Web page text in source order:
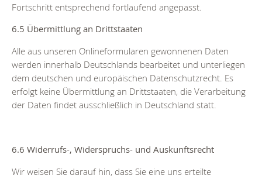
Fortschritt entsprechend fortlaufend angepasst.
6.5 Übermittlung an Drittstaaten
Alle aus unseren Onlineformularen gewonnenen Daten
werden innerhalb Deutschlands bearbeitet und unterliegen
dem deutschen und europäischen Datenschutzrecht. Es
erfolgt keine Übermittlung an Drittstaaten, die Verarbeitung
der Daten findet ausschließlich in Deutschland statt.
6.6 Widerrufs-, Widerspruchs- und Auskunftsrecht
Wir weisen Sie darauf hin, dass Sie eine uns erteilte